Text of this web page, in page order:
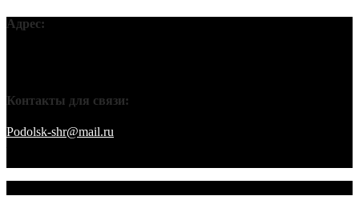
Адрес:
Контакты для связи:
Podolsk-shr@mail.ru